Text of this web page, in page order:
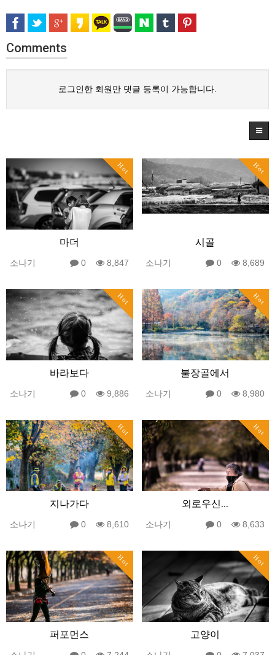
Comments
로그인한 회원만 댓글 등록이 가능합니다.
Hot
마더
소나기 0 8,847
Hot
시골
소나기 0 8,689
Hot
바라보다
소나기 0 9,886
Hot
불장골에서
소나기 0 8,980
Hot
지나가다
소나기 0 8,610
Hot
외로우신...
소나기 0 8,633
Hot
퍼포먼스
Hot
고양이